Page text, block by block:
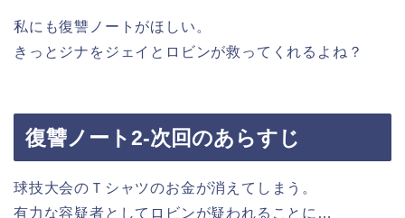
私にも復讐ノートがほしい。
きっとジナをジェイとロビンが救ってくれるよね？
復讐ノート2-次回のあらすじ
球技大会のＴシャツのお金が消えてしまう。
有力な容疑者としてロビンが疑われることに…